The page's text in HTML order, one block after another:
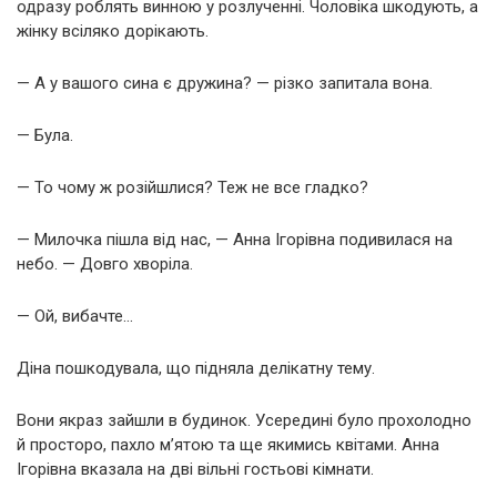
одразу роблять винною у розлученні. Чоловіка шкодують, а
жінку всіляко дорікають.
— А у вашого сина є дружина? — різко запитала вона.
— Була.
— То чому ж розійшлися? Теж не все гладко?
— Милочка пішла від нас, — Анна Ігорівна подивилася на
небо. — Довго хворіла.
— Ой, вибачте…
Діна пошкодувала, що підняла делікатну тему.
Вони якраз зайшли в будинок. Усередині було прохолодно
й просторо, пахло м’ятою та ще якимись квітами. Анна
Ігорівна вказала на дві вільні гостьові кімнати.